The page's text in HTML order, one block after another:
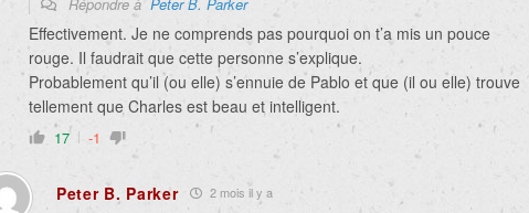
Effectivement. Je ne comprends pas pourquoi on t’a mis un pouce
rouge. Il faudrait que cette personne s’explique.
Probablement qu’il (ou elle) s’ennuie de Pablo et que (il ou elle) trouve
tellement que Charles est beau et intelligent.
17 -1
Peter B. Parker 2 mois il y a